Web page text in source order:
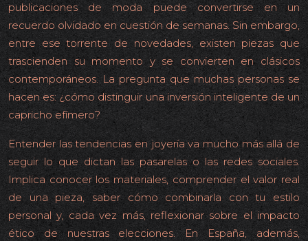
publicaciones de moda puede convertirse en un
recuerdo olvidado en cuestión de semanas. Sin embargo,
entre ese torrente de novedades, existen piezas que
trascienden su momento y se convierten en clásicos
contemporáneos. La pregunta que muchas personas se
hacen es: ¿cómo distinguir una inversión inteligente de un
capricho efímero?
Entender las tendencias en joyería va mucho más allá de
seguir lo que dictan las pasarelas o las redes sociales.
Implica conocer los materiales, comprender el valor real
de una pieza, saber cómo combinarla con tu estilo
personal y, cada vez más, reflexionar sobre el impacto
ético de nuestras elecciones. En España, además,